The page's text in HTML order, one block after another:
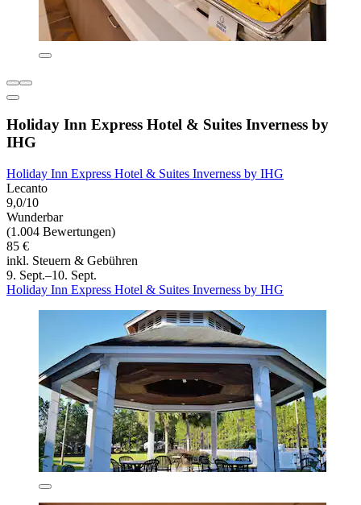
Holiday Inn Express Hotel & Suites Inverness by
IHG
Holiday Inn Express Hotel & Suites Inverness by IHG
Lecanto
9,0/10
Wunderbar
(1.004 Bewertungen)
85 €
inkl. Steuern & Gebühren
9. Sept.–10. Sept.
Holiday Inn Express Hotel & Suites Inverness by IHG